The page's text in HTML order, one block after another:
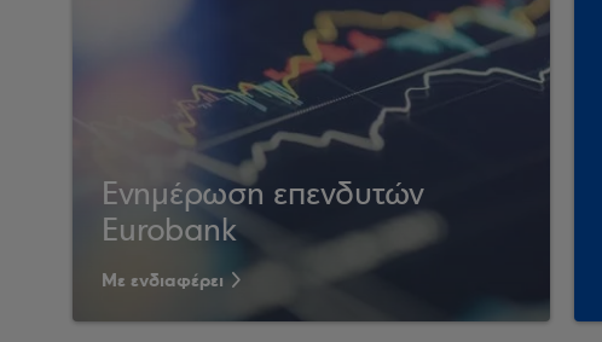
Ενημέρωση επενδυτών
Eurobank
Με ενδιαφέρει